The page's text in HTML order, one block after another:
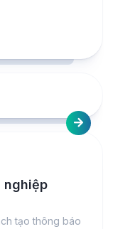
nghiệp
tạo thông báo